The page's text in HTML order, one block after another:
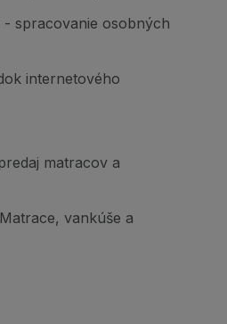
spracovanie osobných
internetového
matracov a
vankúše a